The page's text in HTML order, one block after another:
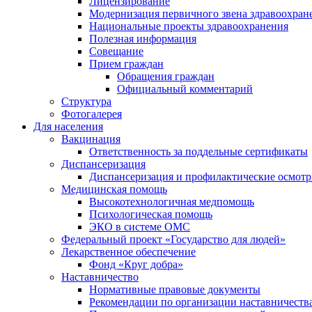
Модернизация первичного звена
Национальные проекты здравоохранения
Полезная информация
Совещание
Прием граждан
Обращения граждан
Официальный комментарий
Структура
Фотогалерея
Для населения
Вакцинация
Ответственность за поддельные сертификаты
Диспансеризация
Диспансеризация и профилактические
Медицинская помощь
Высокотехнологичная медпомощь
Психологическая помощь
ЭКО в системе ОМС
Федеральный проект «Государство для людей»
Лекарственное обеспечение
Фонд «Круг добра»
Наставничество
Нормативные правовые документы
Рекомендации по организации